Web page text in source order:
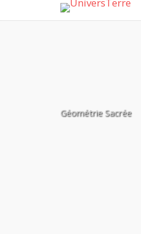
Géométrie Sacrée